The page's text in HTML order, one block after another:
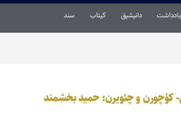
یادداشت دانیشیق کیتاب سند
کؤچورن و چئویرن: حمید بخشمند